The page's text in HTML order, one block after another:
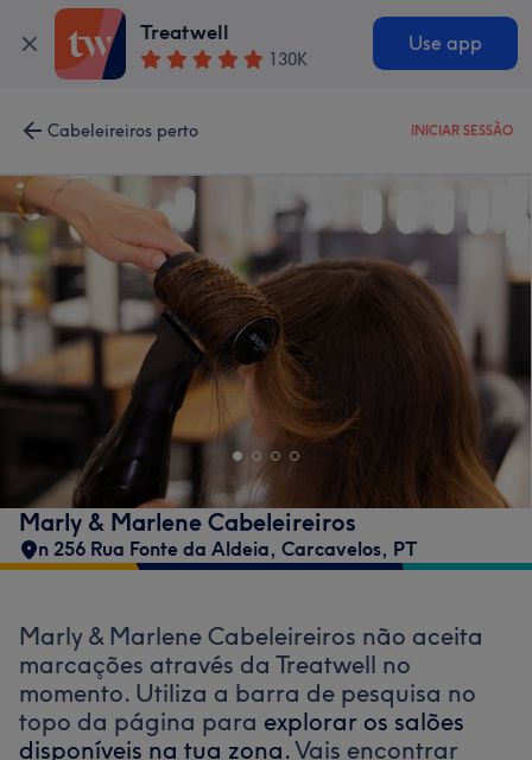
Treatwell
130K
Use app
Cabeleireiros perto INICIAR SESSÃO
Marly & Marlene Cabeleireiros
n 256 Rua Fonte da Aldeia, Carcavelos, PT
Marly & Marlene Cabeleireiros não aceita
marcações através da Treatwell no
momento. Utiliza a barra de pesquisa no
topo da página para explorar os salões
disponíveis na tua zona.Vais encontrar